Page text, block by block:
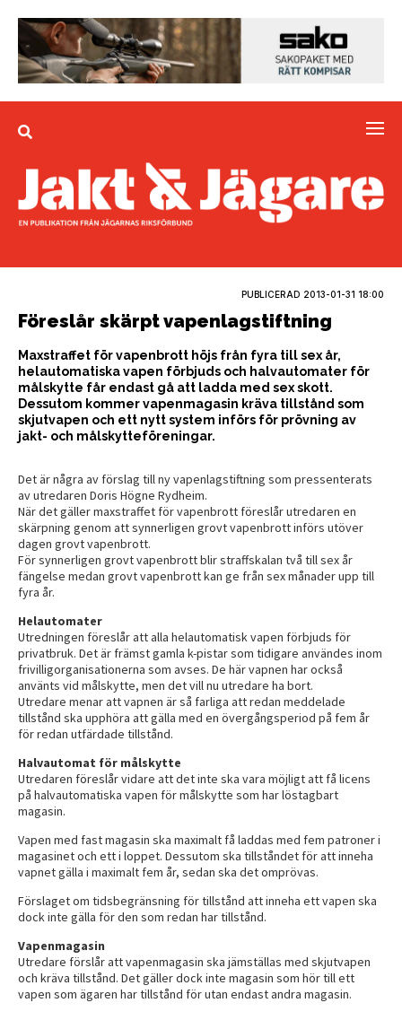
PUBLICERAD 2013-01-31 18:00
Föreslår skärpt vapenlagstiftning
Maxstraffet för vapenbrott höjs från fyra till sex år,
helautomatiska vapen förbjuds och halvautomater för
målskytte får endast gå att ladda med sex skott.
Dessutom kommer vapenmagasin kräva tillstånd som
skjutvapen och ett nytt system införs för prövning av
jakt- och målskytteföreningar.
Det är några av förslag till ny vapenlagstiftning som pressenterats
av utredaren Doris Högne Rydheim.
När det gäller maxstraffet för vapenbrott föreslår utredaren en
skärpning genom att synnerligen grovt vapenbrott införs utöver
dagen grovt vapenbrott.
För synnerligen grovt vapenbrott blir straffskalan två till sex år
fängelse medan grovt vapenbrott kan ge från sex månader upp till
fyra år.
Helautomater
Utredningen föreslår att alla helautomatisk vapen förbjuds för
privatbruk. Det är främst gamla k-pistar som tidigare användes inom
frivilligorganisationerna som avses. De här vapnen har också
använts vid målskytte, men det vill nu utredare ha bort.
Utredare menar att vapnen är så farliga att redan meddelade
tillstånd ska upphöra att gälla med en övergångsperiod på fem år
för redan utfärdade tillstånd.
Halvautomat för målskytte
Utredaren föreslår vidare att det inte ska vara möjligt att få licens
på halvautomatiska vapen för målskytte som har löstagbart
magasin.
Vapen med fast magasin ska maximalt få laddas med fem patroner i
magasinet och ett i loppet. Dessutom ska tillståndet för att inneha
vapnet gälla i maximalt fem år, sedan ska det omprövas.
Förslaget om tidsbegränsning för tillstånd att inneha ett vapen ska
dock inte gälla för den som redan har tillstånd.
Vapenmagasin
Utredare förslår att vapenmagasin ska jämställas med skjutvapen
och kräva tillstånd. Det gäller dock inte magasin som hör till ett
vapen som ägaren har tillstånd för utan endast andra magasin.